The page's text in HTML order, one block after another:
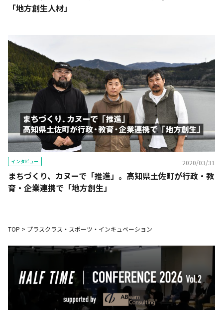
「地方創生人材」
インタビュー 2020/03/31
まちづくり、カヌーで「推進」。高知県土佐町が行政・教
育・企業連携で「地方創生」
TOP > プラスクラス・スポーツ・インキュベーション